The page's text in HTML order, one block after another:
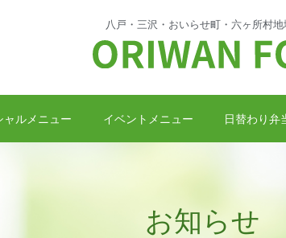
八戸・三沢・おいらせ町・ 六ヶ所村
ャルメニュー イベントメニュー 日替わり弁
お知らせ